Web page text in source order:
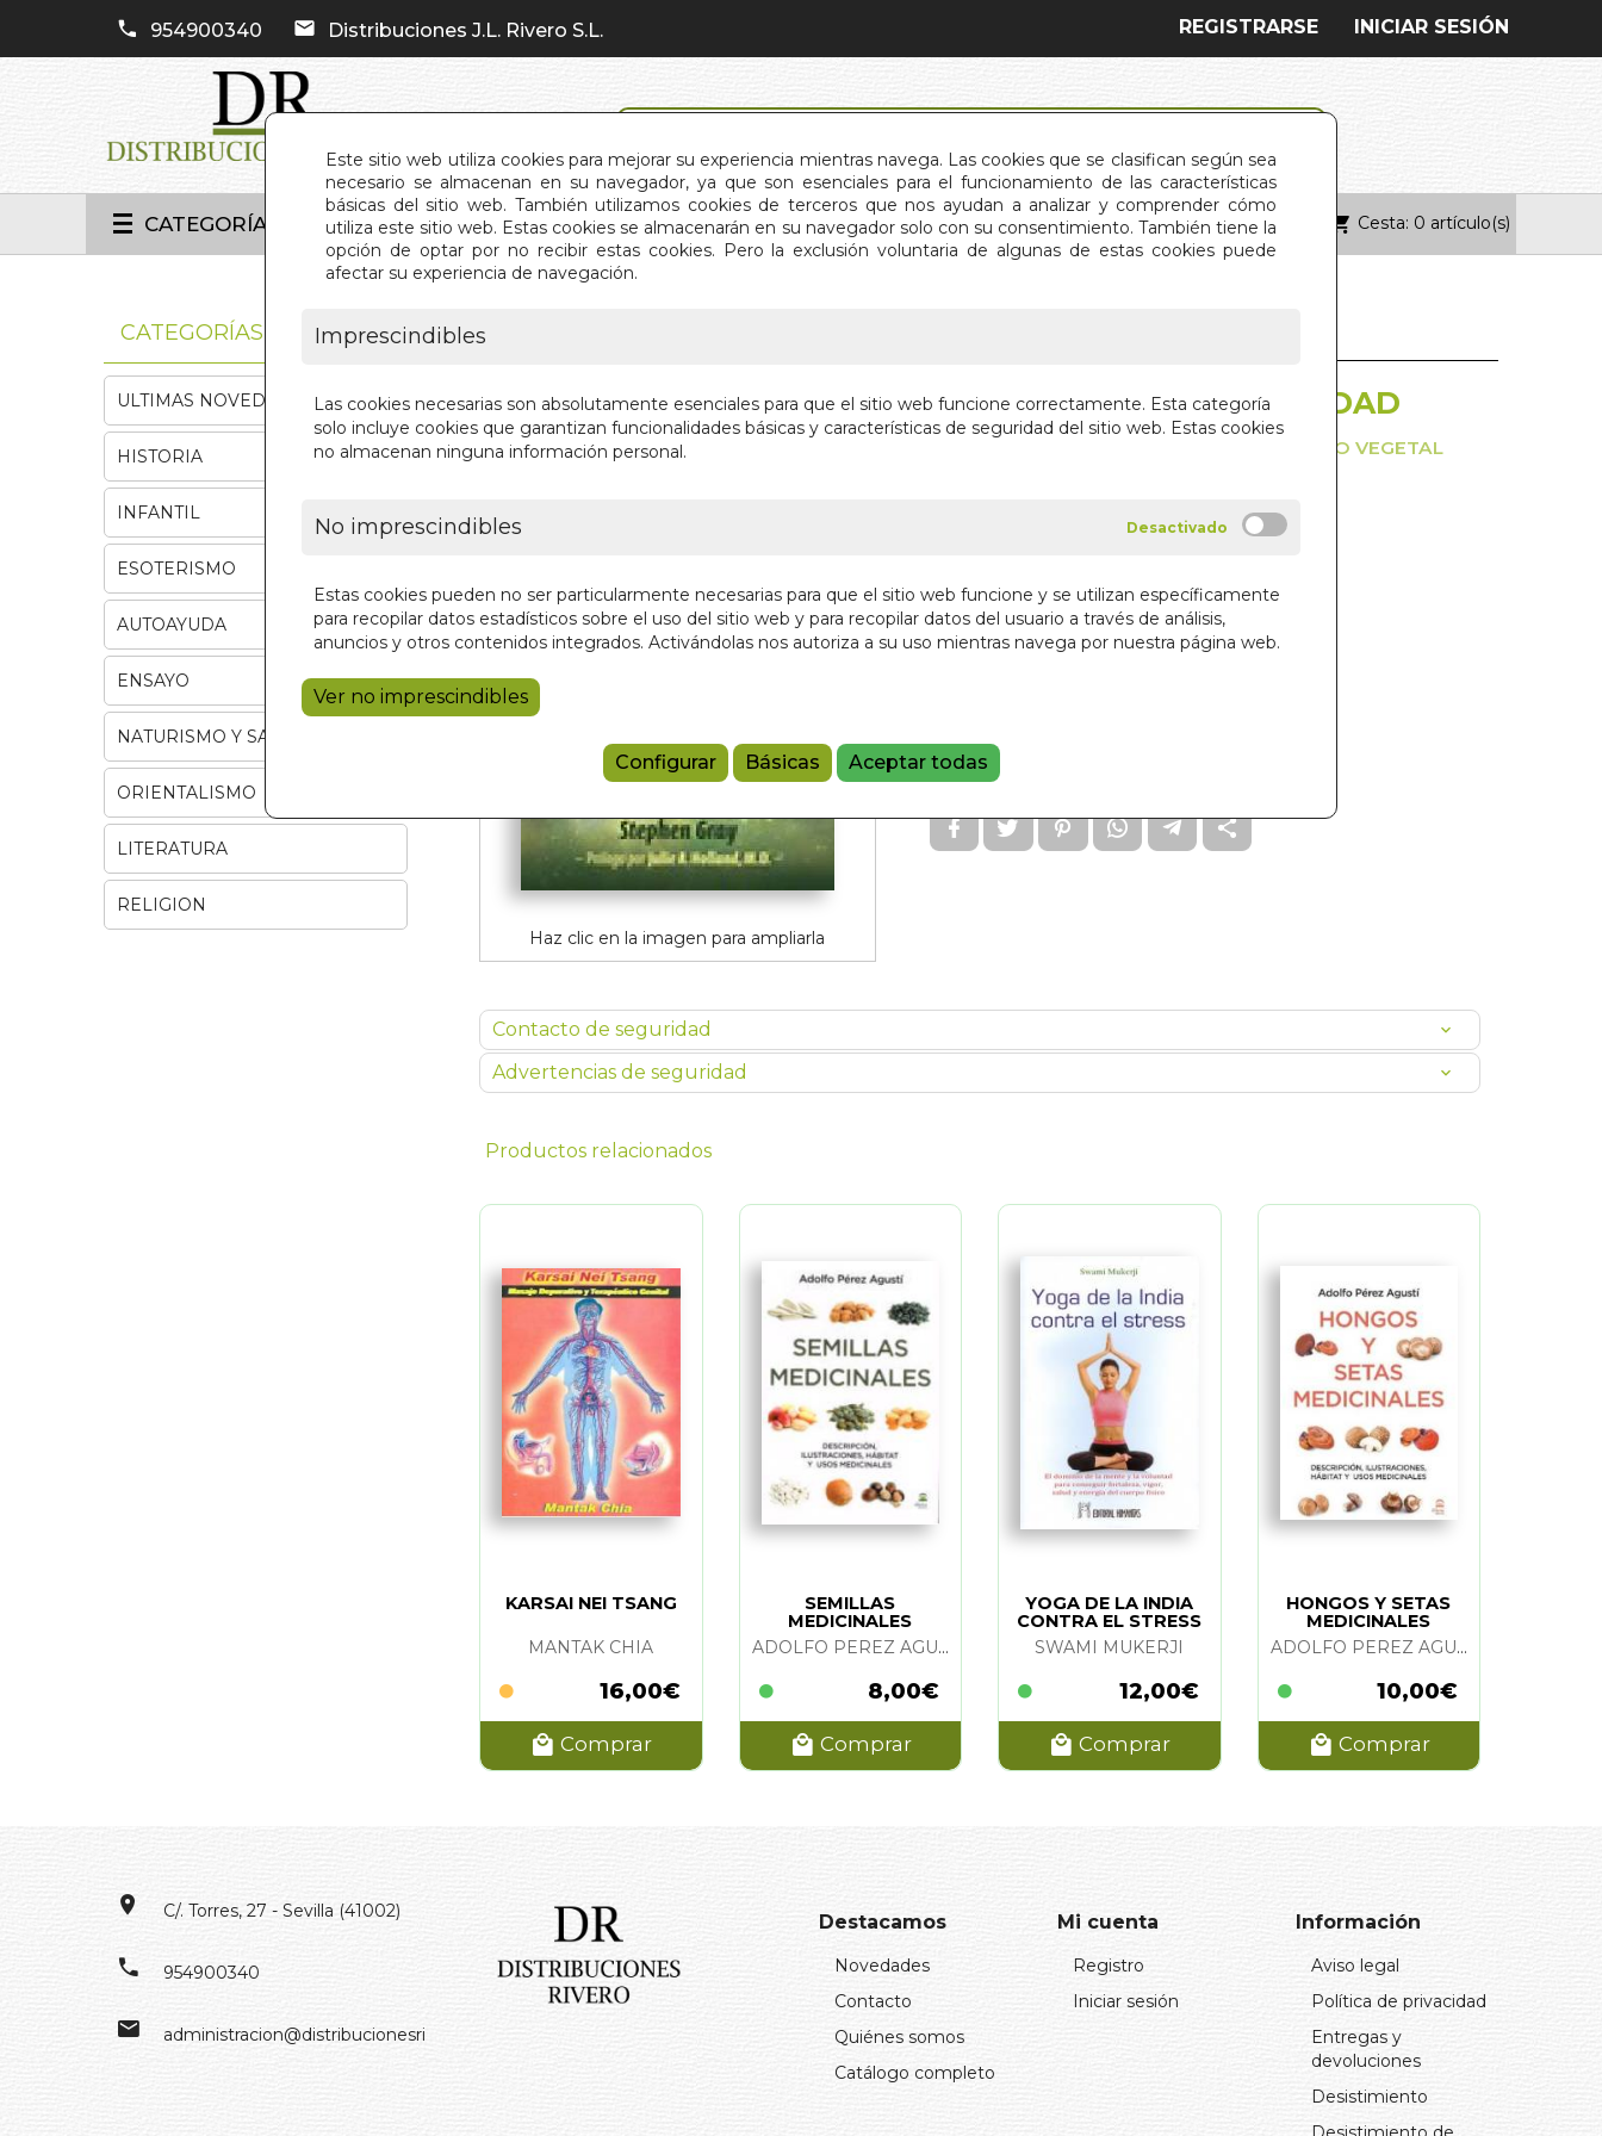
Este sitio web utiliza cookies para mejorar su experiencia mientras navega. Las cookies que se clasifican según sea
necesario se almacenan en su navegador, ya que son esenciales para el funcionamiento de las características
básicas del sitio web. También utilizamos cookies de terceros que nos ayudan a analizar y comprender cómo
utiliza este sitio web. Estas cookies se almacenarán en su navegador solo con su consentimiento. También tiene la
opción de optar por no recibir estas cookies. Pero la exclusión voluntaria de algunas de estas cookies puede
afectar su experiencia de navegación.
Imprescindibles
Las cookies necesarias son absolutamente esenciales para que el sitio web funcione correctamente. Esta categoría
solo incluye cookies que garantizan funcionalidades básicas y características de seguridad del sitio web. Estas cookies
no almacenan ninguna información personal.
No imprescindibles
Estas cookies pueden no ser particularmente necesarias para que el sitio web funcione y se utilizan específicamente
para recopilar datos estadísticos sobre el uso del sitio web y para recopilar datos del usuario a través de análisis,
anuncios y otros contenidos integrados. Activándolas nos autoriza a su uso mientras navega por nuestra página web.
Ver no imprescindibles
Configurar Básicas Aceptar todas
954900340 Distribuciones J.L. Rivero S.L. INICIAR SESIÓN
REGISTRARSE
CATEGORÍAS INICIO QUIÉNES SOMOS CONTACTO Cesta: 0 artículo(s)
Haz clic en la imagen para ampliarla
CANNABIS Y ESPIRITUALIDAD
GUIA PARA EL EXPLORADOR DE UN ALIADO VEGETAL
INNER TRADITIONS (ESPAÑOL)
18,95 €
9798888501979
Referencia:
Contacto de seguridad
Advertencias de seguridad
Productos relacionados
KARSAI NEI TSANG
MANTAK CHIA
16,00€
Comprar
SEMILLAS
MEDICINALES
ADOLFO PEREZ AGUSTI
8,00€
Comprar
YOGA DE LA INDIA
CONTRA EL STRESS
SWAMI MUKERJI
12,00€
Comprar
HONGOS Y SETAS
MEDICINALES
ADOLFO PEREZ AGUSTI
10,00€
Comprar
CATEGORÍAS
ULTIMAS NOVEDADES
HISTORIA
INFANTIL
ESOTERISMO
AUTOAYUDA
ENSAYO
NATURISMO Y SALUD
ORIENTALISMO
LITERATURA
RELIGION
C/. Torres, 27 - Sevilla (41002)
954900340
administracion@distribucionesrivero.es
Destacamos
Novedades
Contacto
Quiénes somos
Catálogo completo
Mi cuenta
Registro
Iniciar sesión
Información
Aviso legal
Política de privacidad
Entregas y
devoluciones
Desistimiento